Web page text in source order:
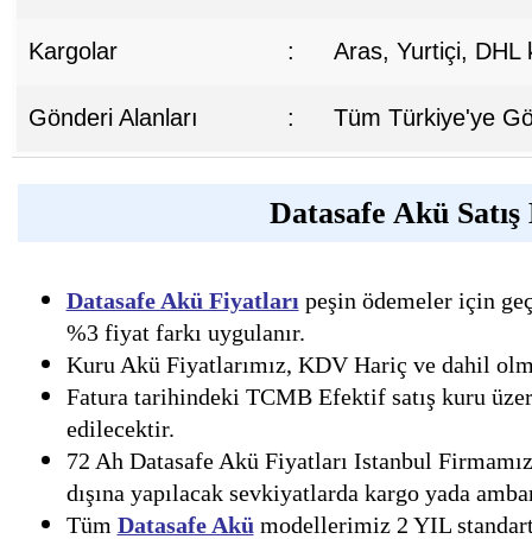
Kargolar : Aras, Yurtiçi, DHL
Gönderi Alanları : Tüm Türkiye'ye
Datasafe Akü
Datasafe Akü Fiyatları peşin ödemeler için
%3 fiyat farkı uygulanır.
Kuru Akü Fiyatlarımız, KDV Hariç ve dahil
Fatura tarihindeki TCMB Efektif satış kuru
edilecektir.
72 Ah Datasafe Akü Fiyatları Istanbul
dışına yapılacak sevkiyatlarda kargo yada
Tüm Datasafe Akü modellerimiz 2 YIL